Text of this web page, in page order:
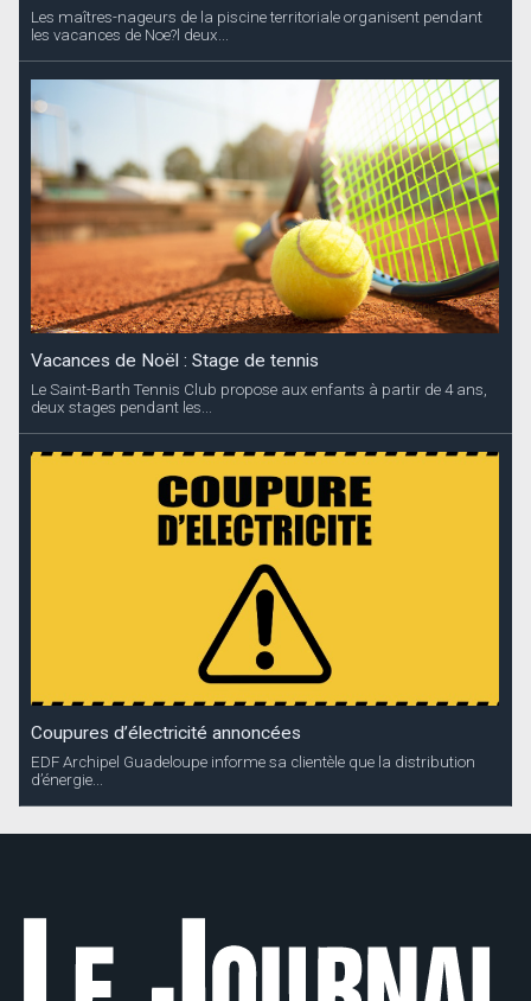
Les maîtres-nageurs de la piscine territoriale organisent pendant
les vacances de Noe?l deux...
Vacances de Noël : Stage de tennis
Le Saint-Barth Tennis Club propose aux enfants à partir de 4 ans,
deux stages pendant les...
Coupures d’électricité annoncées
EDF Archipel Guadeloupe informe sa clientèle que la distribution
d’énergie...